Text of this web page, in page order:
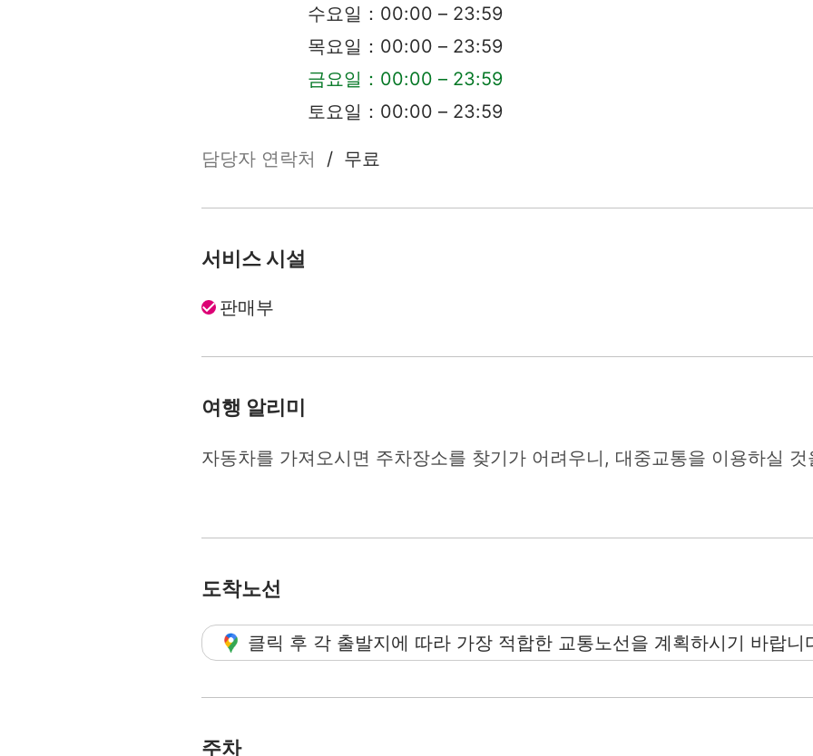
수요일：00:00 – 23:59
목요일：00:00 – 23:59
금요일：00:00 – 23:59
토요일：00:00 – 23:59
담당자 연락처 / 무료
서비스 시설
판매부
여행 알리미
자동차를 가져오시면 주차장소를 찾기가 어려우니, 대중교통을 이용하실
도착노선
클릭 후 각 출발지에 따라 가장 적합한 교통노선을 계획하시기 바랍니
주차